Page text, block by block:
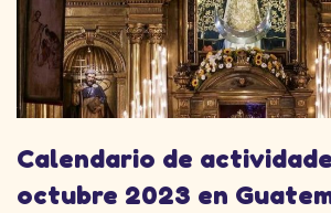
Calendario de
octubre 2023 en